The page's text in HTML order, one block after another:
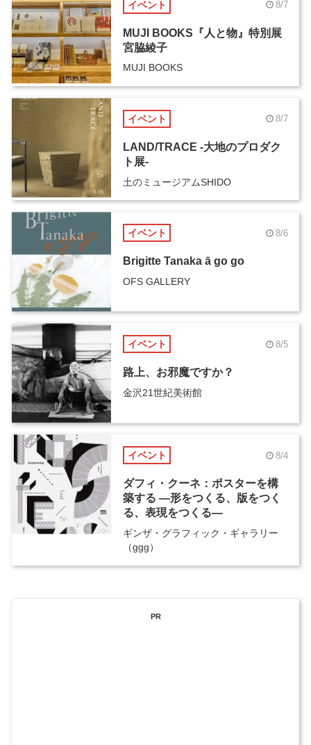
イベント 8/7
MUJI BOOKS『人と物』特別展
宮脇綾子
MUJI BOOKS
イベント 8/7
LAND/TRACE -大地のプロダク
ト展-
土のミュージアムSHIDO
イベント 8/6
Brigitte Tanaka ā go go
OFS GALLERY
イベント 8/5
路上、お邪魔ですか？
金沢21世紀美術館
イベント 8/4
ダフィ・クーネ：ポスターを構
築する ―形をつくる、版をつく
る、表現をつくる―
ギンザ・グラフィック・ギャラリー
（ggg）
PR